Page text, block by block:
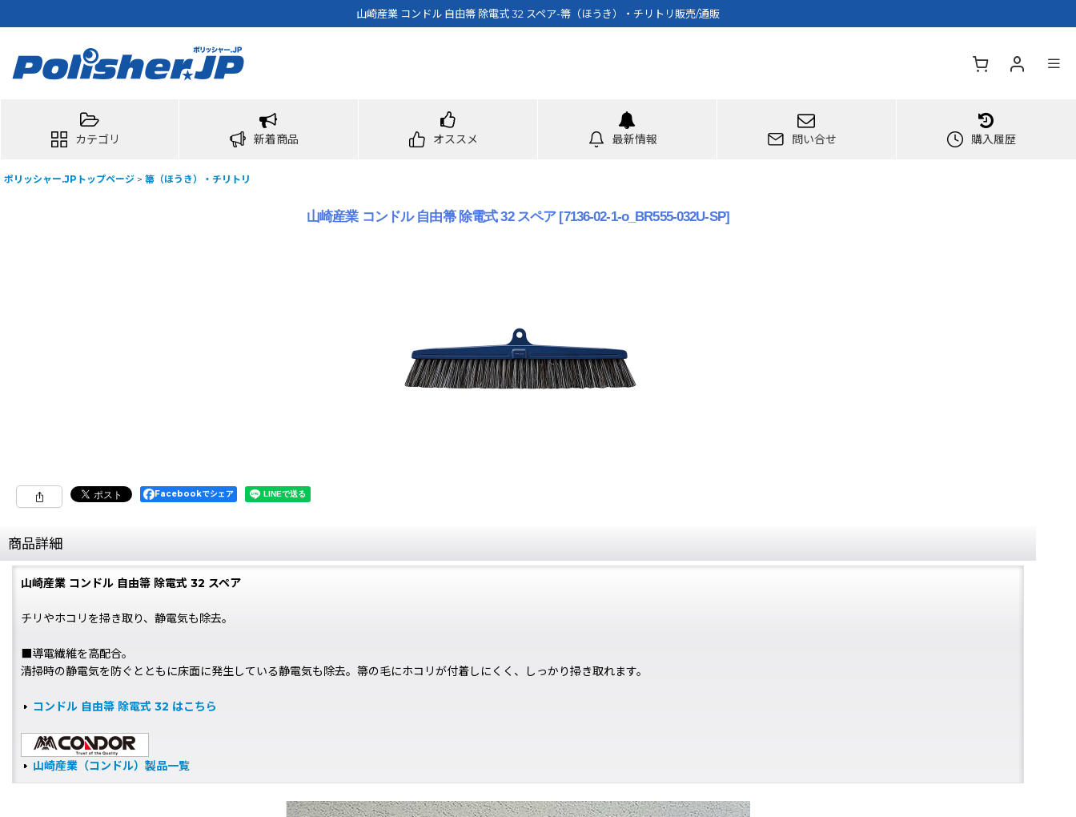
山崎産業 コンドル 自由箒 除電式 32 スペア-箒（ほうき）・チリトリ販売/通販
カテゴリ 新着商品 オススメ 最新情報 問い合せ 購入履歴
ポリッシャー.JPトップページ > 箒（ほうき）・チリトリ
山崎産業 コンドル 自由箒 除電式 32 スペア [7136-02-1-o_BR555-032U-SP]
Facebookでシェア
商品詳細
山崎産業 コンドル 自由箒 除電式 32 スペア
チリやホコリを掃き取り、静電気も除去。
■導電繊維を高配合。
清掃時の静電気を防ぐとともに床面に発生している静電気も除去。箒の毛にホコリが付着しにくく、しっかり掃き取れます。
コンドル 自由箒 除電式 32 はこちら
山崎産業（コンドル）製品一覧